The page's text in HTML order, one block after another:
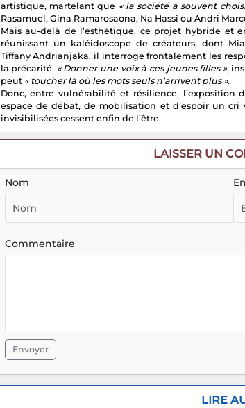
artistique, martelant que « la société a souvent
Rasamuel, Gina Ramarosaona, Na Hassi ou Andri
Mais au-delà de l’esthétique, ce projet hybride et
réunissant un kaléidoscope de créateurs, dont
Tiffany Andrianjaka, il interroge frontalement les
la précarité. « Donner une voix à ces jeunes filles »,
peut « toucher là où les mots seuls n’arrivent plus ».
Donc, entre vulnérabilité et résilience,
espace de débat, de mobilisation et d’espoir un
invisibilisées cessent enfin de l’être.
LAISSER UN
Nom
Commentaire
Envoyer
LIRE